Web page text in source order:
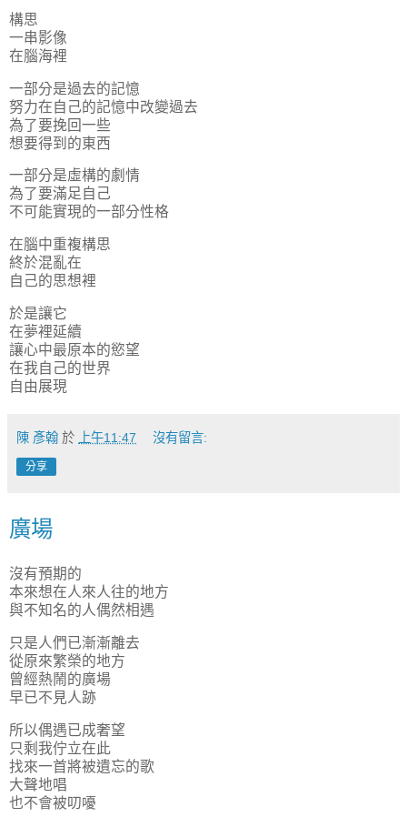
構思
一串影像
在腦海裡
一部分是過去的記憶
努力在自己的記憶中改變過去
為了要挽回一些
想要得到的東西
一部分是虛構的劇情
為了要滿足自己
不可能實現的一部分性格
在腦中重複構思
終於混亂在
自己的思想裡
於是讓它
在夢裡延續
讓心中最原本的慾望
在我自己的世界
自由展現
陳 彥翰 於 上午11:47 沒有留言:
分享
廣場
沒有預期的
本來想在人來人往的地方
與不知名的人偶然相遇
只是人們已漸漸離去
從原來繁榮的地方
曾經熱鬧的廣場
早已不見人跡
所以偶遇已成奢望
只剩我佇立在此
找來一首將被遺忘的歌
大聲地唱
也不會被叨嚘